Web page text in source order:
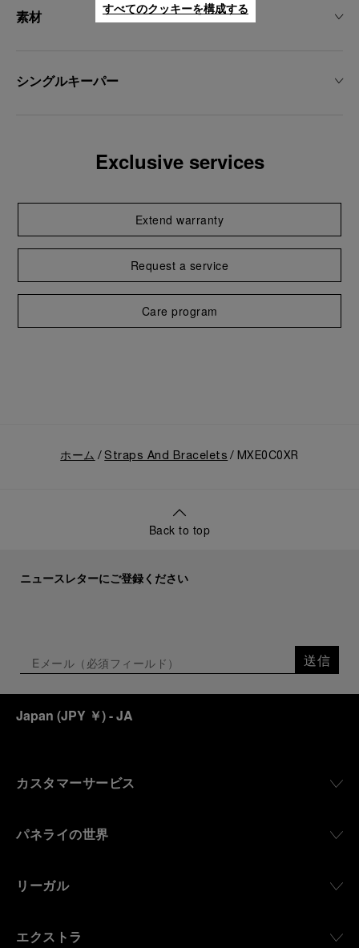
素材
シングルキーパー
Exclusive services
Extend warranty
Request a service
Care program
ホーム Straps And Bracelets MXE0C0XR
Back to top
ニュースレターにご登録ください
送信
Japan (JPY ￥)- JA
カスタマーサービス
パネライの世界
リーガル
エクストラ
すべてのクッキーを構成する